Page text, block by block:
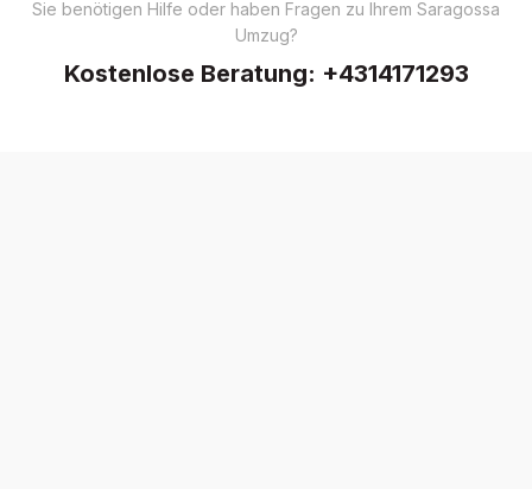
Sie benötigen Hilfe oder haben Fragen zu Ihrem Saragossa
Umzug?
Kostenlose Beratung: +4314171293